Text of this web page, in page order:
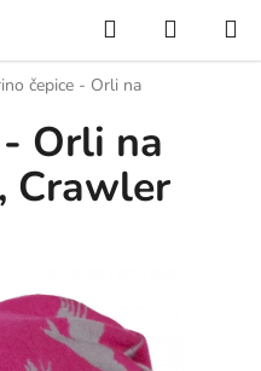
Hledat
KOŠÍK
čepice - Orli na
Orli na
Crawler